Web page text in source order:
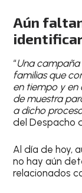
Aún
“Una
familias que
en tiempo y
de muestra
a dicho
del Despacho
Al día de hoy,
no hay aún
relacionados